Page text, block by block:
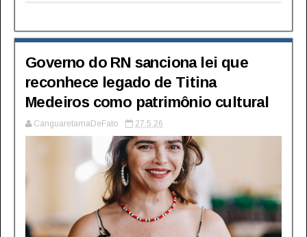
Governo do RN sanciona lei que
reconhece legado de Titina
Medeiros como patrimônio cultural
CanguaretamaDeFato 27.5.26